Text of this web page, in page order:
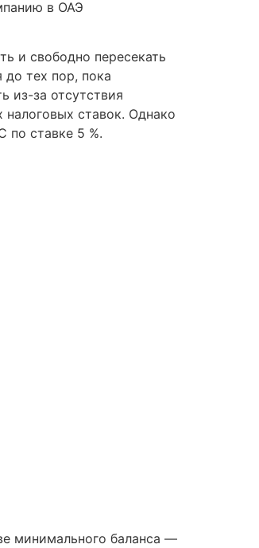
в ОАЭ
и свободно пересекать
до тех пор, пока
из-за отсутствия
ставок. Однако
по ставке 5 %.
минимального баланса —